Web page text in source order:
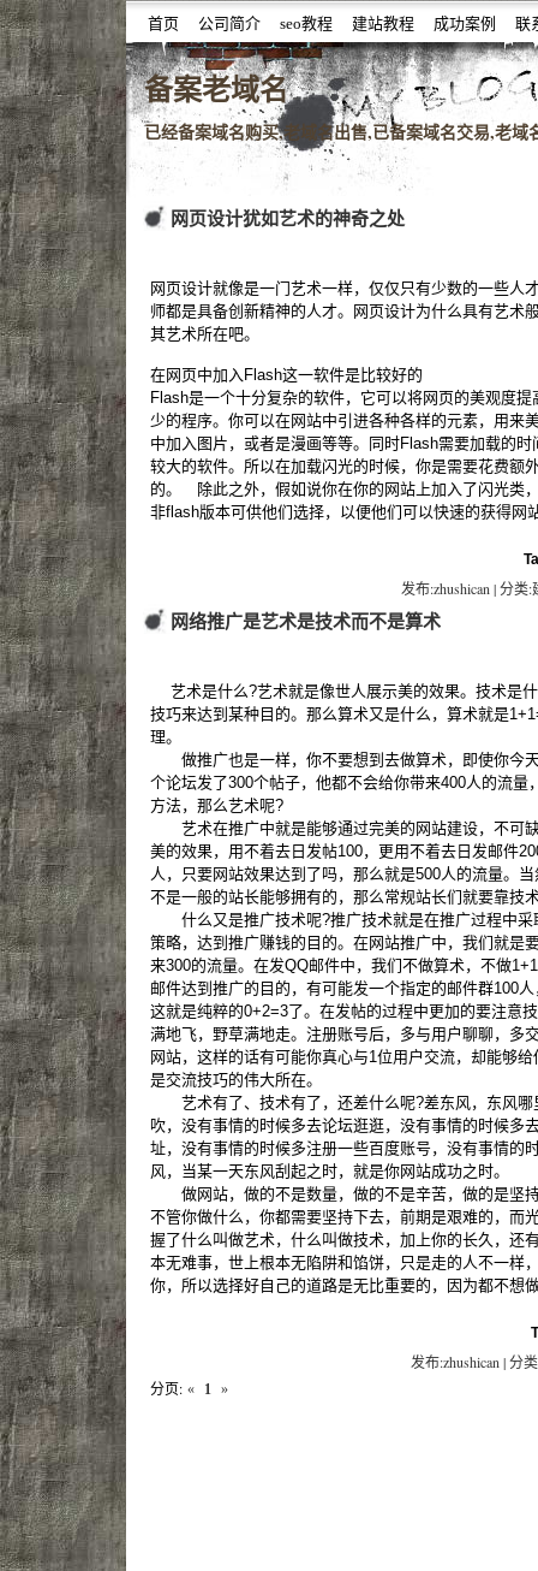
首页 公司简介 seo教程 建站教程 成功案例 联
噆噇已备案域名百度权重域名老域名购买,老域名交易,
备案老域名
已经备案域名购买,老域名出售,已备案域名交易,老
网页设计犹如艺术的神奇之处
网页设计就像是一门艺术一样，仅仅只有少数的一些人
师都是具备创新精神的人才。网页设计为什么具有艺术
其艺术所在吧。
在网页中加入Flash这一软件是比较好的
Flash是一个十分复杂的软件，它可以将网页的美观度
少的程序。你可以在网站中引进各种各样的元素，用来
中加入图片，或者是漫画等等。同时Flash需要加载的
较大的软件。所以在加载闪光的时候，你是需要花费额
的。 除此之外，假如说你在你的网站上加入了闪光类
非flash版本可供他们选择，以便他们可以快速的获得网
发布:zhushican | 分类
网络推广是艺术是技术而不是算术
艺术是什么?艺术就是像世人展示美的效果。技术是
技巧来达到某种目的。那么算术又是什么，算术就是
理。
做推广也是一样，你不要想到去做算术，即使你今
个论坛发了300个帖子，他都不会给你带来400人的流量
方法，那么艺术呢?
艺术在推广中就是能够通过完美的网站建设，不可
美的效果，用不着去日发帖100，更用不着去日发邮件
人，只要网站效果达到了吗，那么就是500人的流量。
不是一般的站长能够拥有的，那么常规站长们就要靠技
什么又是推广技术呢?推广技术就是在推广过程中采
策略，达到推广赚钱的目的。在网站推广中，我们就是
来300的流量。在发QQ邮件中，我们不做算术，不做
邮件达到推广的目的，有可能发一个指定的邮件群100
这就是纯粹的0+2=3了。在发帖的过程中更加的要注意
满地飞，野草满地走。注册账号后，多与用户聊聊，多
网站，这样的话有可能你真心与1位用户交流，却能够
是交流技巧的伟大所在。
艺术有了、技术有了，还差什么呢?差东风，东风哪
吹，没有事情的时候多去论坛逛逛，没有事情的时候多
址，没有事情的时候多注册一些百度账号，没有事情的
风，当某一天东风刮起之时，就是你网站成功之时。
做网站，做的不是数量，做的不是辛苦，做的是坚
不管你做什么，你都需要坚持下去，前期是艰难的，而
握了什么叫做艺术，什么叫做技术，加上你的长久，还
本无难事，世上根本无陷阱和馅饼，只是走的人不一样
你，所以选择好自己的道路是无比重要的，因为都不想
发布:zhushican | 分
分页: « 1 »